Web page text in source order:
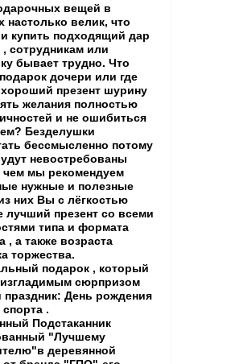
вещей в
настолько велик, что
купить подходящий дар
, сотрудникам или
бывает трудно. Что
дочери или где
презент шурину
желания полностью
и не ошибиться
Безделушки
бессмысленно потому
невостребованы
чем мы рекомендуем
нужные и полезные
них Вы с лёгкостью
лучший презент со всеми
типа и формата
, а также возраста
торжества.
подарок , который
сюрпризом
День рождения
.
Подстаканник
"Лучшему
деревянной